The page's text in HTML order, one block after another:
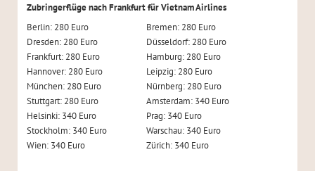
Zubringerflüge nach Frankfurt für Vietnam Airlines
Berlin: 280 Euro
Bremen: 280 Euro
Dresden: 280 Euro
Düsseldorf: 280 Euro
Frankfurt: 280 Euro
Hamburg: 280 Euro
Hannover: 280 Euro
Leipzig: 280 Euro
München: 280 Euro
Nürnberg: 280 Euro
Stuttgart: 280 Euro
Amsterdam: 340 Euro
Helsinki: 340 Euro
Prag: 340 Euro
Stockholm: 340 Euro
Warschau: 340 Euro
Wien: 340 Euro
Zürich: 340 Euro